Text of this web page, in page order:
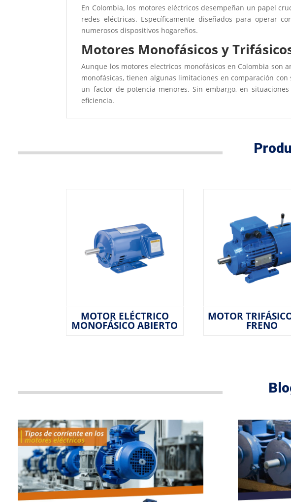
En Colombia, los motores eléctricos desempeñan un papel
redes eléctricas. Específicamente diseñados para operar
numerosos dispositivos hogareños.
Motores Monofásicos y
Aunque los motores electricos monofásicos en Colombia
monofásicas, tienen algunas limitaciones en comparación
un factor de potencia menores. Sin embargo, en
eficiencia.
MOTOR ELÉCTRICO
MONOFÁSICO ABIERTO
MOTOR
FRENO